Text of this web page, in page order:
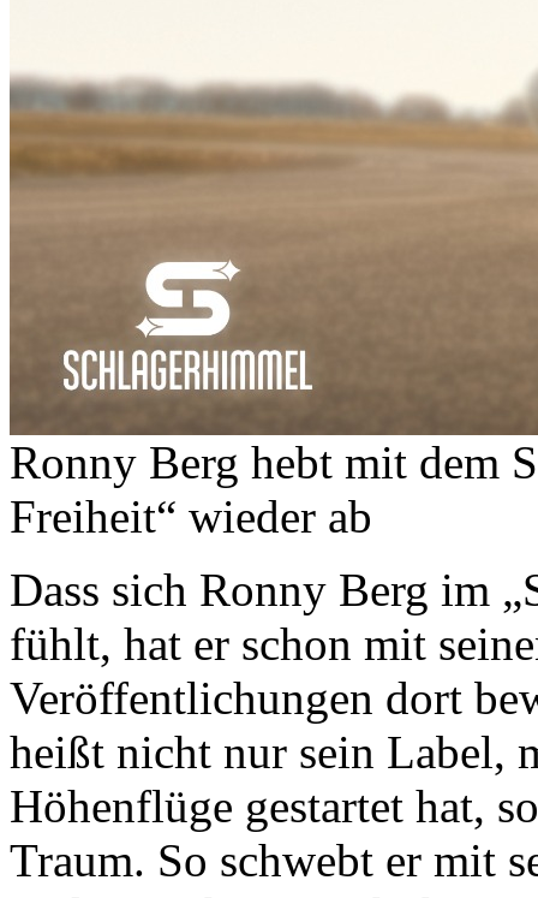
Ronny Berg hebt mit dem
Freiheit“ wieder ab
Dass sich Ronny Berg im
fühlt, hat er schon mit
Veröffentlichungen dort
heißt nicht nur sein Label,
Höhenflüge gestartet hat,
Traum. So schwebt er mit